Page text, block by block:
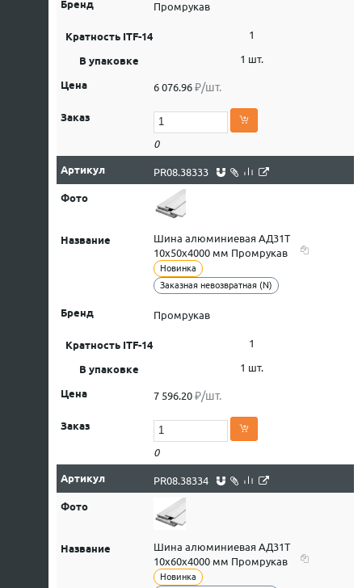
Промрукав
1
1 шт.
6 076.96 ₽/шт.
0
PR08.38333
Шина алюминиевая АД31Т
10х50х4000 мм Промрукав
Новинка
Заказная невозвратная (N)
Промрукав
1
1 шт.
7 596.20 ₽/шт.
0
PR08.38334
Шина алюминиевая АД31Т
10х60х4000 мм Промрукав
Новинка